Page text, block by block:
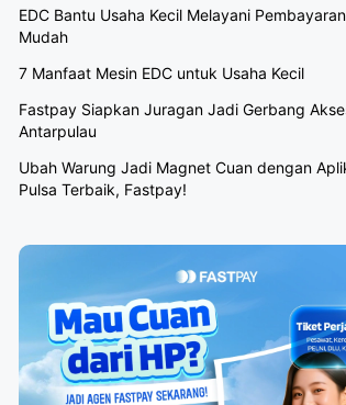
EDC Bantu Usaha Kecil Melayani
Mudah
7 Manfaat Mesin EDC untuk Usaha Kecil
Fastpay Siapkan Juragan Jadi Gerbang
Antarpulau
Ubah Warung Jadi Magnet Cuan dengan
Pulsa Terbaik, Fastpay!